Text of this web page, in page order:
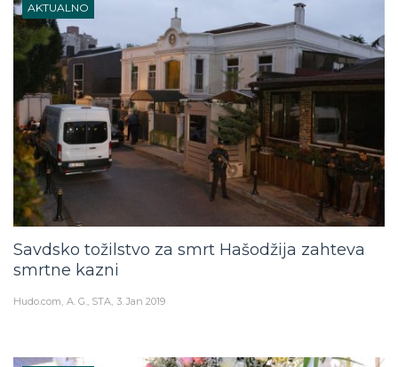
AKTUALNO
Savdsko tožilstvo za smrt Hašodžija zahteva
smrtne kazni
Hudo.com A. G., STA 3. Jan 2019